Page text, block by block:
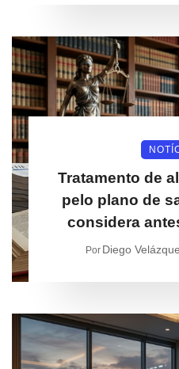
Tratamento de
pelo plano de
considera
Por Diego